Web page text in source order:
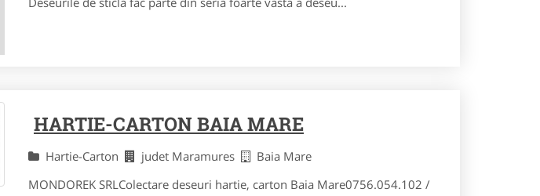
HARTIE-CARTON BAIA MARE
Hartie-Carton judet Maramures
Baia Mare
MONDOREK SRLColectare deseuri hartie, carton Baia Mare0756.054.102 /